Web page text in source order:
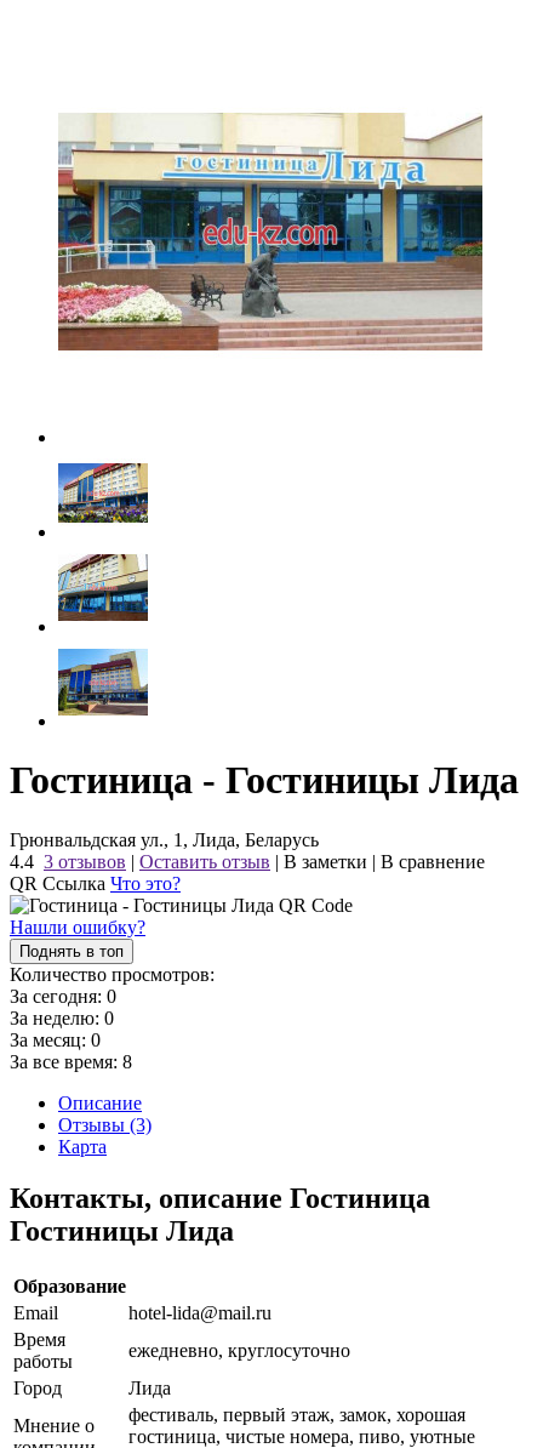
Гостиница - Гостиницы Лида
Грюнвальдская ул., 1, Лида, Беларусь
4.4 3 отзывов | Оставить отзыв | В заметки | В сравнение
QR Ссылка Что это?
Нашли ошибку?
Поднять в топ
Количество просмотров:
За сегодня: 0
За неделю: 0
За месяц: 0
За все время: 8
Описание
Отзывы (3)
Карта
Контакты, описание Гостиница
Гостиницы Лида
Образование
Email
hotel-lida@mail.ru
Время
работы
ежедневно, круглосуточно
Город
Лида
Мнение о
фестиваль, первый этаж, замок, хорошая
гостиница, чистые номера, пиво, уютные